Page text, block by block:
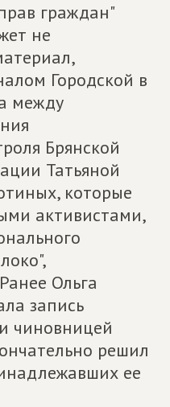
граждан"
не
Городской в
между
Брянской
Татьяной
которые
активистами,
Ольга
запись
чиновницей
решил
ее